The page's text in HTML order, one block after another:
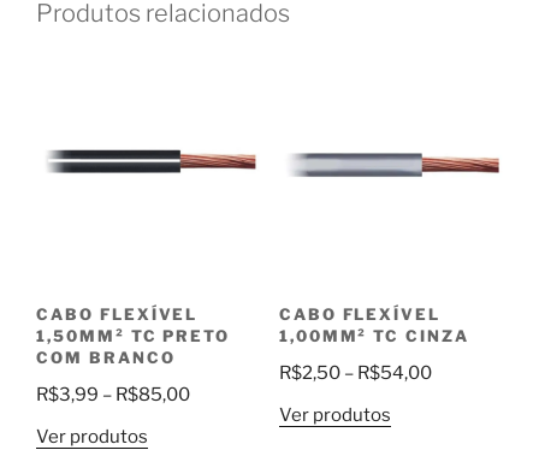
Produtos relacionados
CABO FLEXÍVEL
1,50MM² TC PRETO
COM BRANCO
R$3,99 – R$85,00Faixa
Ver produtos
CABO FLEXÍVEL
1,00MM² TC CINZA
R$2,50 – R$54,00Faixa
Ver produtos